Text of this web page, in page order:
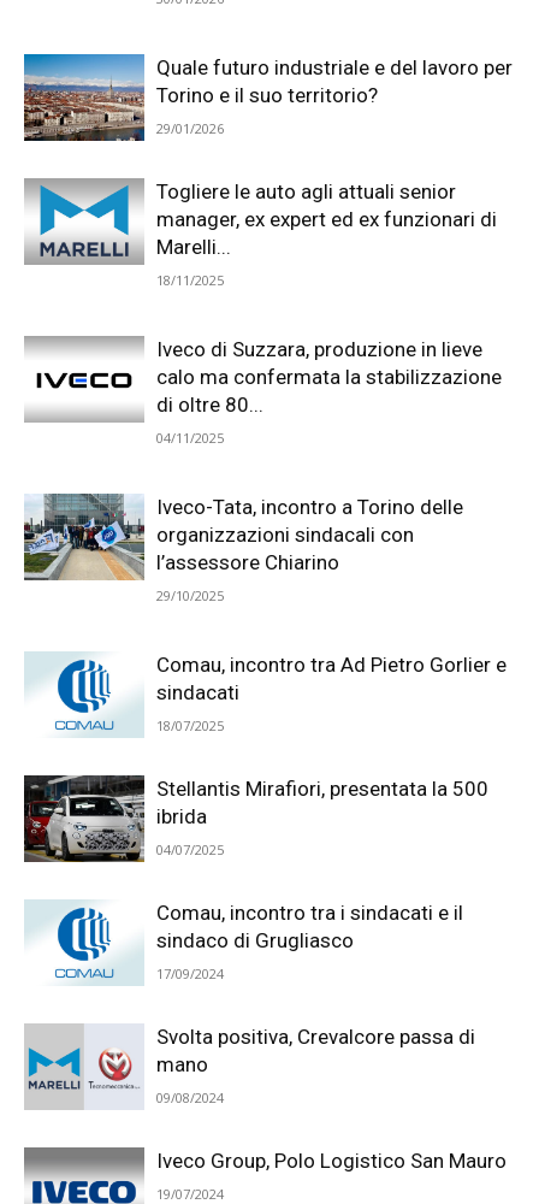
Quale futuro industriale e del lavoro per
Torino e il suo territorio?
29/01/2026
Togliere le auto agli attuali senior
manager, ex expert ed ex funzionari di
Marelli...
18/11/2025
Iveco di Suzzara, produzione in lieve
calo ma confermata la stabilizzazione
di oltre 80...
04/11/2025
Iveco-Tata, incontro a Torino delle
organizzazioni sindacali con
l’assessore Chiarino
29/10/2025
Comau, incontro tra Ad Pietro Gorlier e
sindacati
18/07/2025
Stellantis Mirafiori, presentata la 500
ibrida
04/07/2025
Comau, incontro tra i sindacati e il
sindaco di Grugliasco
17/09/2024
Svolta positiva, Crevalcore passa di
mano
09/08/2024
Iveco Group, Polo Logistico San Mauro
19/07/2024